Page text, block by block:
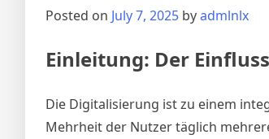
Posted on July 7, 2025 byadmlnlx
Einleitung: Der
Die Digitalisierung ist zu einem
Mehrheit der Nutzer täglich